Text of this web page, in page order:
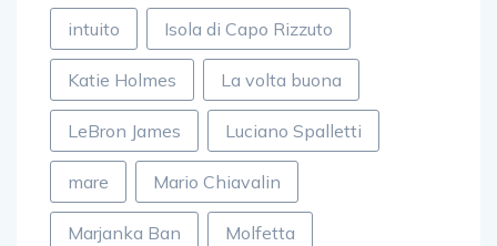
intuito Isola di Capo Rizzuto
Katie Holmes La volta buona
LeBron James Luciano Spalletti
mare Mario Chiavalin
Marjanka Ban Molfetta